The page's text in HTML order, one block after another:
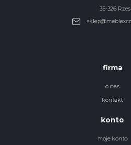
35-326
firma
o nas
kontakt
konto
moje konto